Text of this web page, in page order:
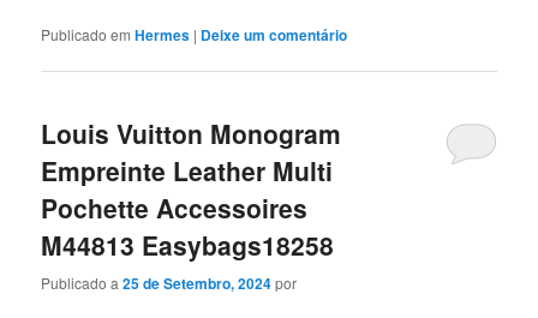
Publicado em Hermes | Deixe um comentário
Louis Vuitton Monogram
Empreinte Leather Multi
Pochette Accessoires
M44813 Easybags18258
Publicado a25 de Setembro, 2024por